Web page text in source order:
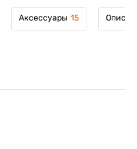
Аксессуары 15